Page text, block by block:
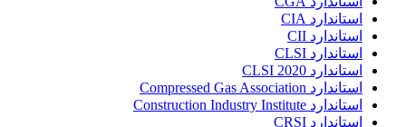
استاندارد CIA
استاندارد CII
استاندارد CLSI
استاندارد CLSI 2020
استاندارد Compressed Gas Association
استاندارد Construction Industry Institute
استاندارد CRSI